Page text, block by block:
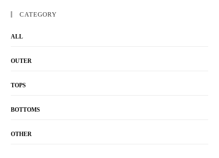
CATEGORY
ALL
OUTER
TOPS
BOTTOMS
OTHER